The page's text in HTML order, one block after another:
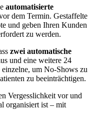
automatisierte
dem Termin. Gestaffelte
und geben Ihren Kunden
zu werden.
zwei automatische
und eine weitere 24
um No-Shows zu
zu beeinträchtigen.
Vergesslichkeit vor und
organisiert ist – mit